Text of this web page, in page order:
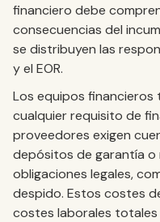
financiero debe
consecuencias del
se distribuyen las
y el EOR.
Los equipos financieros
cualquier requisito de
proveedores exigen
depósitos de garantía o
obligaciones legales,
despido. Estos costes
costes laborales totales